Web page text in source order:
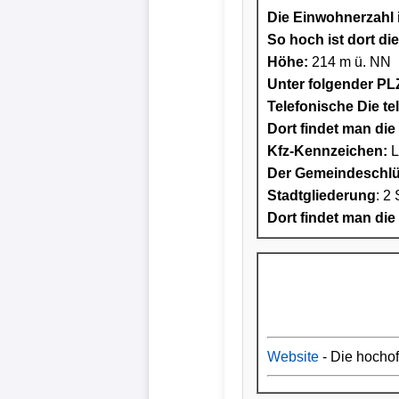
Die Einwohnerzahl
So hoch ist dort
Höhe: 214 m ü. NN
Unter folgender
Telefonische Die
Dort findet man
Kfz-Kennzeichen:
Der
Stadtgliederung: 2
Dort findet man
Website - Die